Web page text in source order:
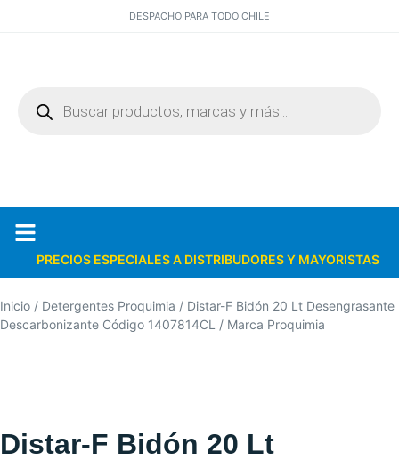
DESPACHO PARA TODO CHILE
PRECIOS ESPECIALES A DISTRIBUDORES Y MAYORISTAS
Inicio / Detergentes Proquimia / Distar-F Bidón 20 Lt Desengrasante
Descarbonizante Código 1407814CL / Marca Proquimia
Distar-F Bidón 20 Lt